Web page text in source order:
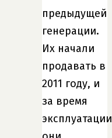
предыдущей
генерации.
Их начали
продавать в
2011 году, и
за время
эксплуатации